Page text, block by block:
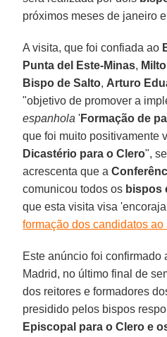
próximos meses de janeiro
A visita, que foi confiada ao
Punta del Este-Minas,
Bispo de Salto, Arturo
"objetivo de promover a
espanhola 'Formação de
que foi muito positivamente
Dicastério para o Clero",
acrescenta que a
comunicou todos os bispos
que esta visita visa
formação dos candidatos
Este anúncio foi confirmado
Madrid, no último final de
dos reitores e formadores
presidido pelos bispos
Episcopal para o Clero e